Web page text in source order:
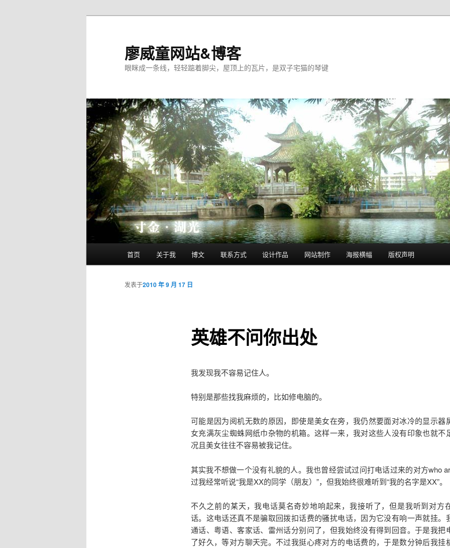
廖威童网站&博客
眼眯成一条线，轻轻踮着脚尖，屋顶上的瓦片，是双子宅猫的琴键
跳
至
首页 关于我 博文 联系方式 设计作品 网站制作 海报横幅 版权声明
英雄不问你出处
发表于2010 年 9 月 17 日
我发现我不容易记住人。
特别是那些找我麻烦的，比如修电脑的。
可能是因为阅机无数的原因，即使是美女在旁，我仍然要面对冰冷的显示器
女充满灰尘蜘蛛网纸巾杂物的机箱。这样一来，我对这些人没有印象也就不
况且美女往往不容易被我记住。
其实我不想做一个没有礼貌的人。我也曾经尝试过问打电话过来的对方who
过我经常听说“我是XX的同学（朋友）”，但我始终很难听到“我的名字是XX”。
不久之前的某天，我电话莫名奇妙地响起来，我接听了，但是我听到对方
话。这电话还真不是骗取回拨扣话费的骚扰电话，因为它没有响一声就挂。
通话、粤语、客家话、雷州话分别问了，但我始终没有得到回音。于是我把
了好久，等对方聊天完。不过我挺心疼对方的电话费的，于是数分钟后我挂